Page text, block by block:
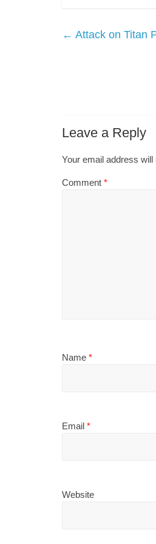
← Attack on Titan
Leave a Reply
Your email address will
Comment *
Name *
Email *
Website